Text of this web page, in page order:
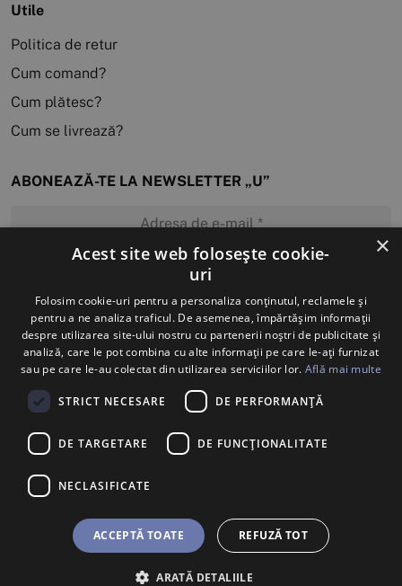
BILETE U SHOP
Utile
Politica de retur
Cum comand?
Cum plătesc?
Cum se livrează?
ABONEAZĂ-TE LA NEWSLETTER „U”
MĂ ABONEZ
×
Acest site web folosește cookie-
uri
Folosim cookie-uri pentru a personaliza conținutul, reclamele și
pentru a ne analiza traficul. De asemenea, împărtășim informații
despre utilizarea site-ului nostru cu partenerii noștri de publicitate și
analiză, care le pot combina cu alte informații pe care le-ați furnizat
sau pe care le-au colectat din utilizarea serviciilor lor. Află mai multe
STRICT NECESARE DE PERFORMANȚĂ
DE TARGETARE DE FUNCŢIONALITATE
NECLASIFICATE
ACCEPTĂ TOATE REFUZĂ TOT
ARATĂ DETALIILE